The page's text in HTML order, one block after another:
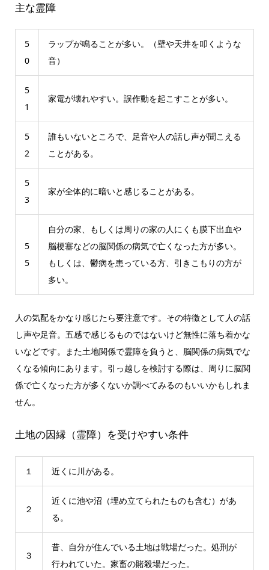
主な霊障
5
0
ラップが鳴ることが多い。（壁や天井を叩くような
音）
5
1
家電が壊れやすい。誤作動を起こすことが多い。
5
2
誰もいないところで、足音や人の話し声が聞こえる
ことがある。
5
3
家が全体的に暗いと感じることがある。
5
5
自分の家、もしくは周りの家の人にくも膜下出血や
脳梗塞などの脳関係の病気で亡くなった方が多い。
もしくは、鬱病を患っている方、引きこもりの方が
多い。
人の気配をかなり感じたら要注意です。その特徴として人の話
し声や足音。五感で感じるものではないけど無性に落ち着かな
いなどです。また土地関係で霊障を負うと、脳関係の病気でな
くなる傾向にあります。引っ越しを検討する際は、周りに脳関
係で亡くなった方が多くないか調べてみるのもいいかもしれま
せん。
土地の因縁（霊障）を受けやすい条件
１ 近くに川がある。
２
近くに池や沼（埋め立てられたものも含む）があ
る。
３
昔、自分が住んでいる土地は戦場だった。処刑が
行われていた。家畜の賭殺場だった。